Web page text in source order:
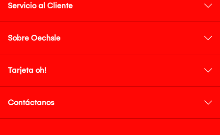
Servicio al Cliente
Sobre Oechsle
Tarjeta oh!
Contáctanos